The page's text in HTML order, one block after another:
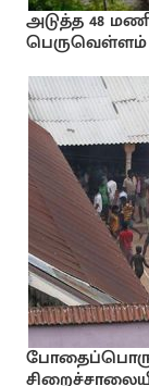
அடுத்த 48
பெருவெள்ளம்